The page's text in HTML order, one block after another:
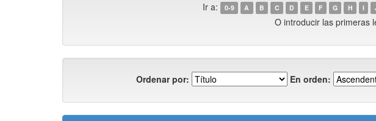
Ir a: 0-9 A B C D E F G H I
O introducir las primeras
Ordenar por: En orden: